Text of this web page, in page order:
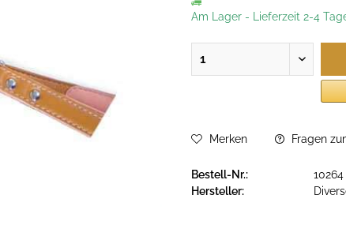
Am Lager - Lieferzeit 2-4
Merken Fragen
Bestell-Nr.:
10264
Hersteller: